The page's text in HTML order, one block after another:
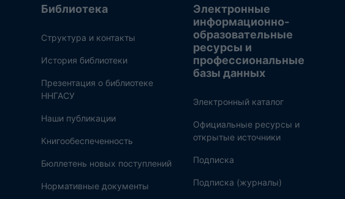
Библиотека
Структура и контакты
История библиотеки
Презентация о библиотеке
ННГАСУ
Наши публикации
Книгообеспеченность
Бюллетень новых поступлений
Нормативные документы
Электронные
информационно-
образовательные
ресурсы и
профессиональные
базы данных
Электронный каталог
Официальные ресурсы и
открытые источники
Подписка
Подписка (журналы)